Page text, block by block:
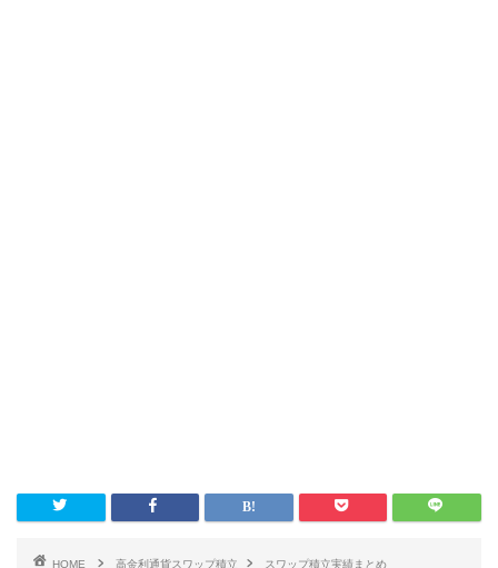
HOME 高金利通貨スワップ積立 スワップ積立実績まとめ